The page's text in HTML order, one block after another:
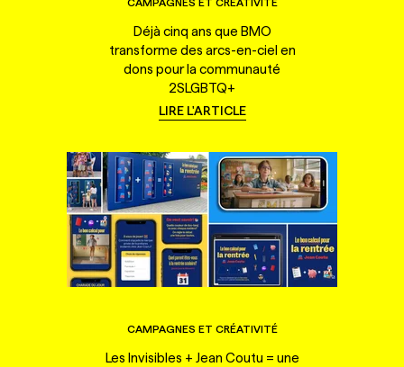
CAMPAGNES ET CRÉATIVITÉ
Déjà cinq ans que BMO
transforme des arcs-en-ciel en
dons pour la communauté
2SLGBTQ+
LIRE L'ARTICLE
CAMPAGNES ET CRÉATIVITÉ
Les Invisibles + Jean Coutu = une